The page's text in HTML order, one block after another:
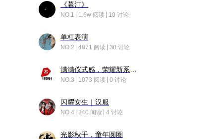
《暮汀》
NO.1 1.6w 阅读 10 讨论
单杠表演
NO.2 4871 阅读 30 讨论
NO.3 1073 阅读 0 讨论
闪耀女生｜汉服
NO.4 340 阅读 4 讨论
光影秋千，童年圆圈